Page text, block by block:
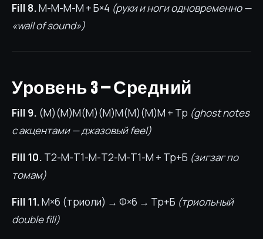
Fill 8.М-М-М-М + Б×4 (руки и ноги одновременно —
«wall of sound»)
Уровень 3 — Средний
Fill 9. (М)(М)М(М)(М)М(М)(М)М + Тр (ghost notes
с акцентами — джазовый feel)
Fill 10. Т2-М-Т1-М-Т2-М-Т1-М + Тр+Б (зигзаг по
томам)
Fill 11.М×6 (триоли) → Ф×6 → Тр+Б (триольный
double fill)